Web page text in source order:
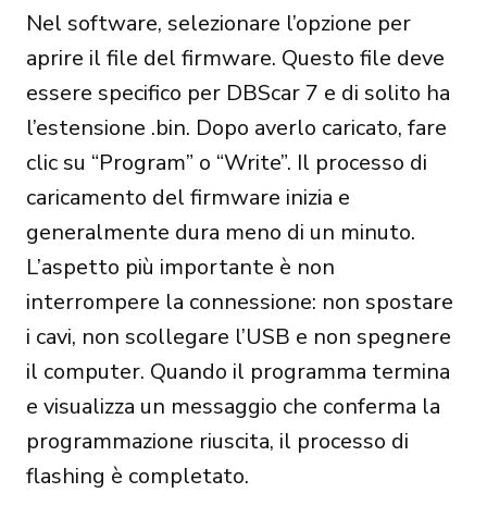
Nel software, selezionare l’opzione per
aprire il file del firmware. Questo file deve
essere specifico per DBScar 7 e di solito ha
l’estensione .bin. Dopo averlo caricato, fare
clic su “Program” o “Write”. Il processo di
caricamento del firmware inizia e
generalmente dura meno di un minuto.
L’aspetto più importante è non
interrompere la connessione: non spostare
i cavi, non scollegare l’USB e non spegnere
il computer. Quando il programma termina
e visualizza un messaggio che conferma la
programmazione riuscita, il processo di
flashing è completato.